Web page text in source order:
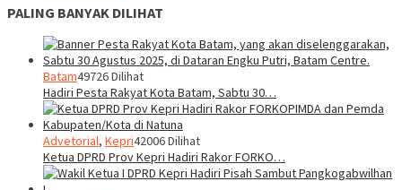
PALING BANYAK DILIHAT
Batam49726 Dilihat
Hadiri Pesta Rakyat Kota Batam, Sabtu 30…
Advetorial, Kepri42006 Dilihat
Ketua DPRD Prov Kepri Hadiri Rakor FORKO…